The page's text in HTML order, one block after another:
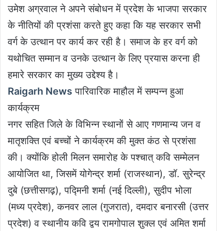
उमेश अग्रवाल ने अपने संबोधन में प्रदेश के भाजपा सरकार
के नीतियों की प्रशंसा करते हुए कहा कि यह सरकार सभी
वर्ग के उत्थान पर कार्य कर रही है। समाज के हर वर्ग को
यथोचित सम्मान व उनके उत्थान के लिए प्रयास करना ही
हमारे सरकार का मुख्य उद्देश्य है।
Raigarh News पारिवारिक माहौल में सम्पन्न हुआ
कार्यक्रम
नगर सहित जिले के विभिन्न स्थानों से आए गणमान्य जन व
मातृशक्ति एवं बच्चों ने कार्यक्रम की मुक्त कंठ से प्रशंसा
की। क्योंकि होली मिलन समारोह के पश्चात् कवि सम्मेलन
आयोजित था, जिसमें योगेन्द्र शर्मा (राजस्थान), डॉ. सुरेन्द्र
दुबे (छत्तीसगढ़), पद्मिनी शर्मा (नई दिल्ली), सुदीप भोला
(मध्य प्रदेश), कनवर लाल (गुजरात), दमदार बनारसी (उत्तर
प्रदेश) व स्थानीय कवि द्वय रामगोपाल शुक्ल एवं अमित शर्मा